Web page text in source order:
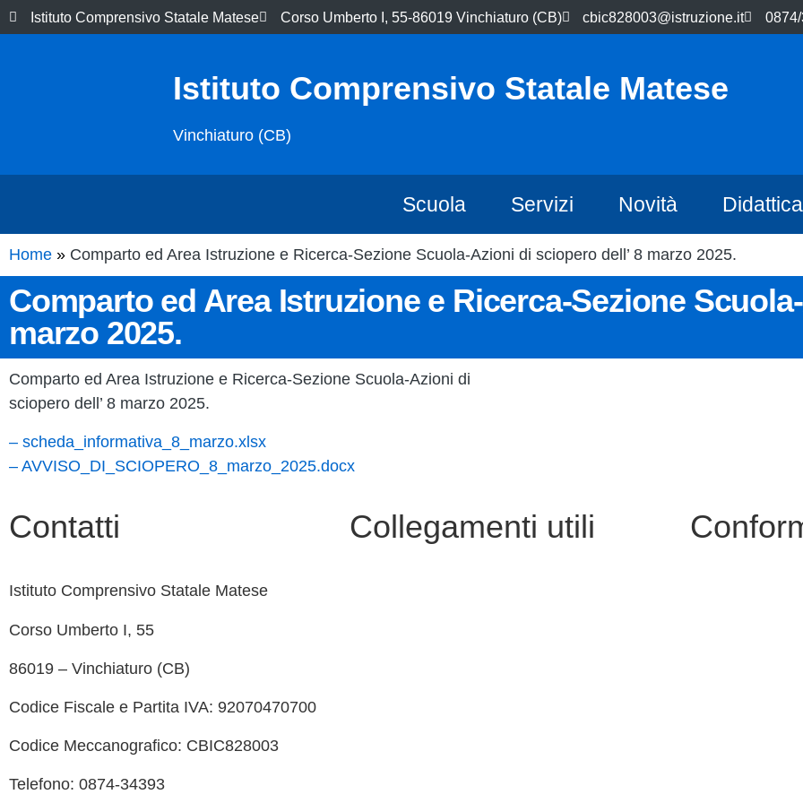
Istituto Comprensivo Statale Matese Corso Umberto I, 55-86019 Vinchiaturo (CB) cbic828003@istruzione.it
Istituto Comprensivo Statale Matese
Vinchiaturo (CB)
Scuola Servizi Novità Didattica
Home Comparto ed Area Istruzione e Ricerca-Sezione Scuola-Azioni di sciopero dell’ 8 marzo 2025.
Comparto ed Area Istruzione e Ricerca-Sezione
marzo 2025.
Comparto ed Area Istruzione e Ricerca-Sezione Scuola-Azioni di
sciopero dell’ 8 marzo 2025.
– scheda_informativa_8_marzo.xlsx
– AVVISO_DI_SCIOPERO_8_marzo_2025.docx
Contatti
Istituto Comprensivo Statale Matese
Corso Umberto I, 55
86019 – Vinchiaturo (CB)
Codice Fiscale e Partita IVA: 92070470700
Codice Meccanografico: CBIC828003
Telefono: 0874-34393
Collegamenti utili